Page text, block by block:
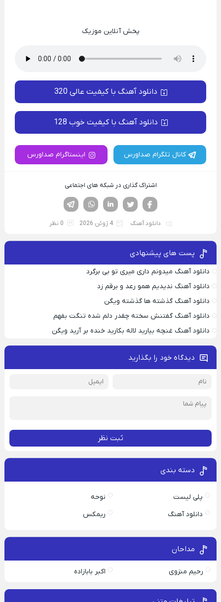
پخش آنلاین موزیک
دانلود آهنگ با کیفیت عالی 320
دانلود آهنگ با کیفیت خوب 128
کانال تلگرام صداورس اینستاگرام صداورس
اشتراک گذاری در شبکه های اجتماعی
لینکدین تویتر
فیسوک
دانلود آهنگ 4 ژوئن 2026 0 نظر
پست های پیشنهادی
دانلود آهنگ میدونم داری میری تو بی برگرد
دانلود آهنگ ندیدیم همو رعد و برقم زد
دانلود آهنگ گذشته ها گذشته ویگن
دانلود آهنگ گفتنش سخته چقدر دلم شده تنگت بفهم
دانلود آهنگ غنچه بیارید لاله بکارید خنده بر آرید ویگن
دیدگاه خود را بگذارید
ثبت نظر
دسته بندی
پلی لیست
نوحه
دانلود آهنگ
ریمکس
مداحان
رحیم منزوی اکبر بابازاده